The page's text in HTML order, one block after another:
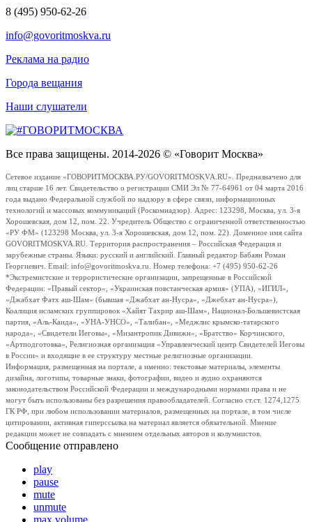
8 (495) 950-62-26
info@govoritmoskva.ru
Реклама на радио
Города вещания
Наши слушатели
Все права защищены. 2014-2026 © «Говорит Москва»
Сетевое издание «ГОВОРИТМОСКВА.РУ/GOVORITMOSKVA.RU». Предназначено для
лиц старше 16 лет. Свидетельство о регистрации СМИ Эл № 77-64961 от 04 марта 2016
года выдано Федеральной службой по надзору в сфере связи, информационных
технологий и массовых коммуникаций (Роскомнадзор). Адрес: 123298, Москва, ул. 3-я
Хорошевская, дом 12, пом. 22. Учредитель Общество с ограниченной ответственностью
«РУ ФМ» (123298 Москва, ул. 3-я Хорошевская, дом 12, пом. 22). Доменное имя сайта
GOVORITMOSKVA.RU. Территория распространения – Российская Федерация и
зарубежные страны. Языки: русский и английский. Главный редактор Бабаян Роман
Георгиевич. Email: info@govoritmoskva.ru. Номер телефона: +7 (495) 950-62-26
*Экстремистские и террористические организации, запрещенные в Российской
Федерации: «Правый сектор», «Украинская повстанческая армия» (УПА), «ИГИЛ»,
«Джабхат Фатх аш-Шам» (бывшая «Джабхат ан-Нусра», «Джебхат ан-Нусра»),
Коалиция исламских группировок «Хайят Тахрир аш-Шам», Национал-Большевистская
партия, «Аль-Каида», «УНА-УНСО», «Талибан», «Меджлис крымско-татарского
народа», «Свидетели Иеговы», «Мизантропик Дивижн», «Братство» Корчинского,
«Артподготовка», Религиозная организация «Управленческий центр Свидетелей Иеговы
в России» и входящие в ее структуру местные религиозные организации.
Информация, размещенная на портале, а именно: текстовые материалы, элементы
дизайна, логотипы, товарные знаки, фотографии, видео и аудио охраняются
законодательством Российской Федерации и международными нормами права и не
могут быть использованы без разрешения правообладателей. Согласно ст.ст. 1274,1275
ГК РФ, при любом использовании материалов, размещенных на портале, в том числе
цитировании, активная гиперссылка на материал является обязательной. Мнение
редакции может не совпадать с мнением отдельных авторов и колумнистов.
Сообщение отправлено
play
pause
mute
unmute
max volume